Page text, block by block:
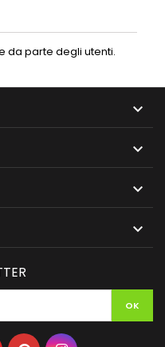
da parte degli utenti.



